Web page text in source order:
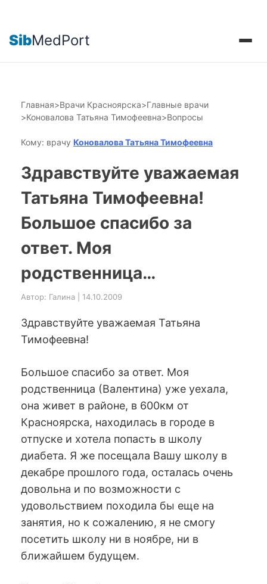
SibMedPort
Главная>Врачи Красноярска>Главные врачи
>Коновалова Татьяна Тимофеевна>Вопросы
Кому: врачу Коновалова Татьяна Тимофеевна
Здравствуйте уважаемая
Татьяна Тимофеевна!
Большое спасибо за
ответ. Моя
родственница…
Автор: Галина | 14.10.2009
Здравствуйте уважаемая Татьяна
Тимофеевна!
Большое спасибо за ответ. Моя
родственница (Валентина) уже уехала,
она живет в районе, в 600км от
Красноярска, находилась в городе в
отпуске и хотела попасть в школу
диабета. Я же посещала Вашу школу в
декабре прошлого года, осталась очень
довольна и по возможности с
удовольствием походила бы еще на
занятия, но к сожалению, я не смогу
посетить школу ни в ноябре, ни в
ближайшем будущем.